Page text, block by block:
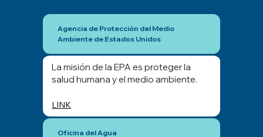
Agencia de Protección del Medio
Ambiente de Estados Unidos
La misión de la EPA es proteger la
salud humana y el medio ambiente.
LINK
Oficina del Agua